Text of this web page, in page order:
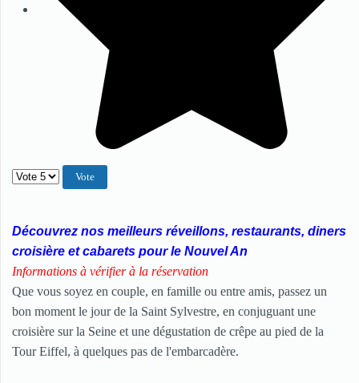
Veuillez voter
Découvrez nos meilleurs réveillons, restaurants, diners
croisière et cabarets pour le Nouvel An
Informations à vérifier à la réservation
Que vous soyez en couple, en famille ou entre amis, passez un
bon moment le jour de la Saint Sylvestre, en conjuguant une
croisière sur la Seine et une dégustation de crêpe au pied de la
Tour Eiffel, à quelques pas de l'embarcadère.